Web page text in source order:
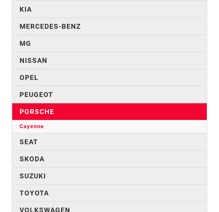
KIA
MERCEDES-BENZ
MG
NISSAN
OPEL
PEUGEOT
PORSCHE
Cayenne
SEAT
SKODA
SUZUKI
TOYOTA
VOLKSWAGEN